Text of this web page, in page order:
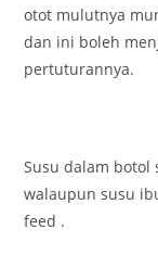
otot mulutnya
dan ini boleh
pertuturannya.
Susu dalam
walaupun susu
feed .